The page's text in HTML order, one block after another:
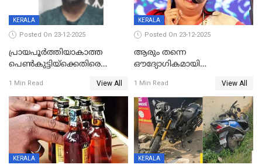
KERALA
Posted On 23-12-2025
പ്രായപൂർത്തിയാകാത്ത
പെൺകുട്ടിയ്ക്കെതിരെ
59 വർഷം തടവും 90,൦൦൦ രൂപ
പിഴയും ശിക്ഷ
1 Min Read View All
KERALA
Posted On 23-12-2025
ആരും തന്നെ
ഔദ്യോഗികമായി
കണ്ടെത്താൻ ഇന്ന് കോർ
കമ്മിറ്റി കൂടിയില്ല';
അതൃപ്തിയുമായി ദീപ്തി മേരി
വർഗീസ്
1 Min Read View All
KERALA KERALA